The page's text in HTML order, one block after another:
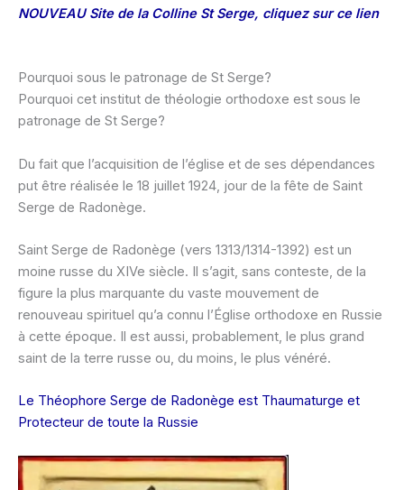
NOUVEAU Site de la Colline St Serge, cliquez sur ce lien
Pourquoi sous le patronage de St Serge?
Pourquoi cet institut de théologie orthodoxe est sous le
patronage de St Serge?
Du fait que l’acquisition de l’église et de ses dépendances
put être réalisée le 18 juillet 1924, jour de la fête de Saint
Serge de Radonège.
Saint Serge de Radonège (vers 1313/1314-1392) est un
moine russe du XIVe siècle. Il s’agit, sans conteste, de la
figure la plus marquante du vaste mouvement de
renouveau spirituel qu’a connu l’Église orthodoxe en Russie
à cette époque. Il est aussi, probablement, le plus grand
saint de la terre russe ou, du moins, le plus vénéré.
Le Théophore Serge de Radonège est Thaumaturge et
Protecteur de toute la Russie